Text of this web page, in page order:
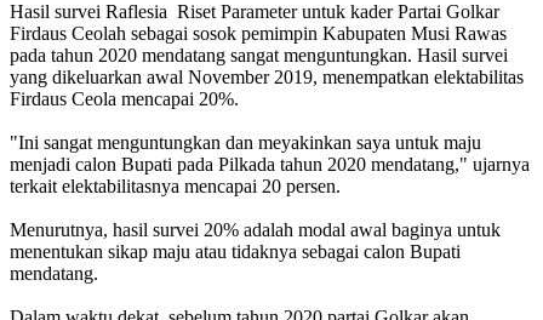
Hasil survei Raflesia Riset Parameter untuk kader Partai Golkar
Firdaus Ceolah sebagai sosok pemimpin Kabupaten Musi Rawas
pada tahun 2020 mendatang sangat menguntungkan. Hasil survei
yang dikeluarkan awal November 2019, menempatkan elektabilitas
Firdaus Ceola mencapai 20%.
"Ini sangat menguntungkan dan meyakinkan saya untuk maju
menjadi calon Bupati pada Pilkada tahun 2020 mendatang," ujarnya
terkait elektabilitasnya mencapai 20 persen.
Menurutnya, hasil survei 20% adalah modal awal baginya untuk
menentukan sikap maju atau tidaknya sebagai calon Bupati
mendatang.